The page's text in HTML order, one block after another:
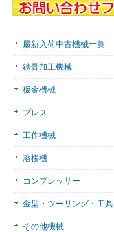
最新入荷中古機械一覧
鉄骨加工機械
板金機械
プレス
工作機械
溶接機
コンプレッサー
金型・ツーリング・工具
その他機械